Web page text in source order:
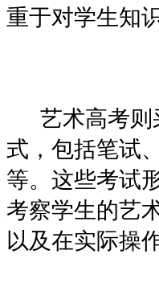
重于对学生知
艺术高考则
式，包括笔试
等。这些考试
考察学生的艺
以及在实际操